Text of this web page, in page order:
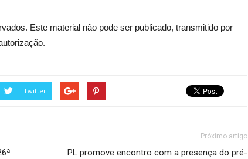
Este material não pode ser publicado, transmitido por
Twitter
Próximo artigo
PL promove encontro com a presença do pré-